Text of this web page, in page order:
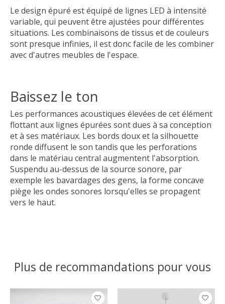
Le design épuré est équipé de lignes LED à intensité
variable, qui peuvent être ajustées pour différentes
situations. Les combinaisons de tissus et de couleurs
sont presque infinies, il est donc facile de les combiner
avec d'autres meubles de l'espace.
Baissez le ton
Les performances acoustiques élevées de cet élément
flottant aux lignes épurées sont dues à sa conception
et à ses matériaux. Les bords doux et la silhouette
ronde diffusent le son tandis que les perforations
dans le matériau central augmentent l'absorption.
Suspendu au-dessus de la source sonore, par
exemple les bavardages des gens, la forme concave
piège les ondes sonores lorsqu'elles se propagent
vers le haut.
Plus de recommandations pour vous
Articles du carrousel de produits